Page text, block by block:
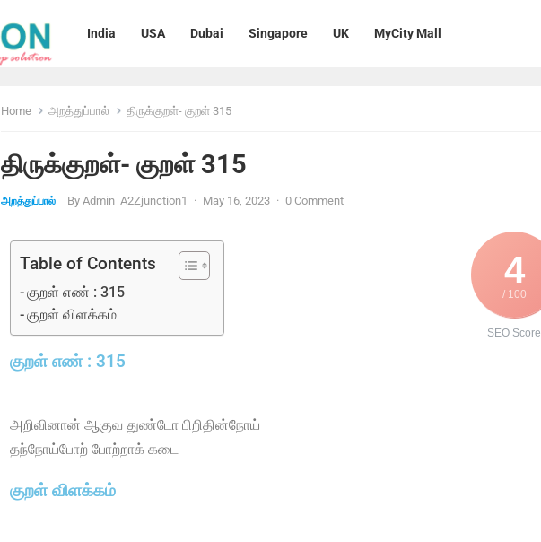
India USA Dubai Singapore UK MyCity Mall
Home அறத்துப்பால் திருக்குறள்- குறள் 315
திருக்குறள்- குறள் 315
அறத்துப்பால் By Admin_A2Zjunction1 · May 16, 2023 · 0 Comment
4
/ 100
SEO Score
Table of Contents
குறள் எண் : 315
குறள் விளக்கம்
குறள் எண் : 315
அறிவினான் ஆகுவ துண்டோ பிறிதின்நோய்
தந்நோய்போற் போற்றாக் கடை
குறள் விளக்கம்